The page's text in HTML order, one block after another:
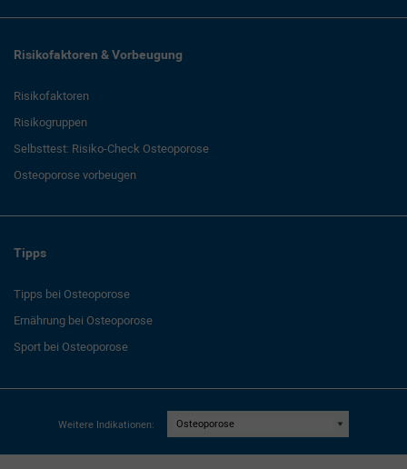
Risikofaktoren & Vorbeugung
Risikofaktoren
Risikogruppen
Selbsttest: Risiko-Check Osteoporose
Osteoporose vorbeugen
Tipps
Tipps bei Osteoporose
Ernährung bei Osteoporose
Sport bei Osteoporose
Weitere Indikationen: